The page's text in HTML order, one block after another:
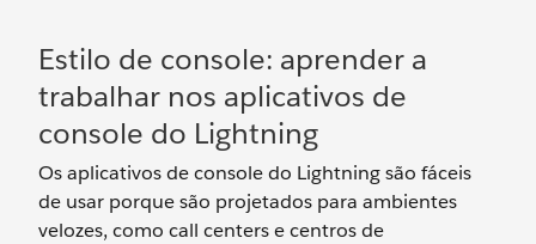
Estilo de console: aprender a
trabalhar nos aplicativos de
console do Lightning
Os aplicativos de console do Lightning são fáceis
de usar porque são projetados para ambientes
velozes, como call centers e centros de